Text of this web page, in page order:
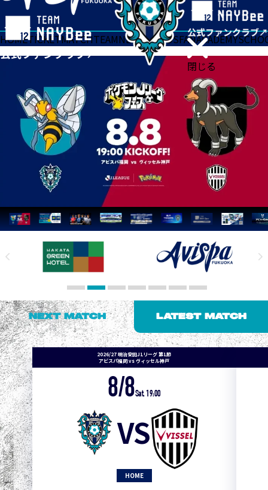
閉じる
HOMETICKETMATCHTEAMNEWSGOODSFANACADEMY
NEXT MATCH LATEST MATCH
2026/27 明治安田J1リーグ 第1節
アビスパ福岡 vs ヴィッセル神戸
8/8Sat. 19:00
VS
HOME